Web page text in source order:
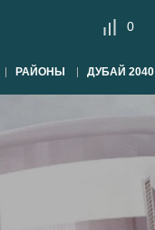
0
РАЙОНЫ ДУБАЙ 2040